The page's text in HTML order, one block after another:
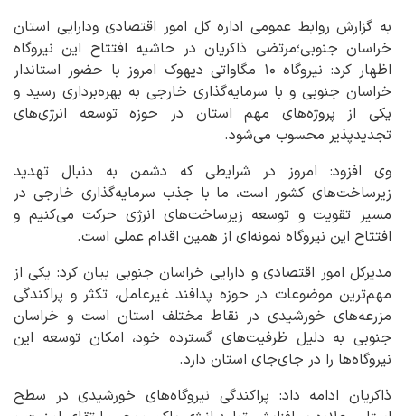
به گزارش روابط عمومی اداره کل امور اقتصادی ودارایی استان
خراسان جنوبی؛مرتضی ذاکریان در حاشیه افتتاح این نیروگاه
اظهار کرد: نیروگاه ۱۰ مگاواتی دیهوک امروز با حضور استاندار
خراسان جنوبی و با سرمایه‌گذاری خارجی به بهره‌برداری رسید و
یکی از پروژه‌های مهم استان در حوزه توسعه انرژی‌های
تجدیدپذیر محسوب می‌شود.
وی افزود: امروز در شرایطی که دشمن به دنبال تهدید
زیرساخت‌های کشور است، ما با جذب سرمایه‌گذاری خارجی در
مسیر تقویت و توسعه زیرساخت‌های انرژی حرکت می‌کنیم و
افتتاح این نیروگاه نمونه‌ای از همین اقدام عملی است.
مدیرکل امور اقتصادی و دارایی خراسان جنوبی بیان کرد: یکی از
مهم‌ترین موضوعات در حوزه پدافند غیرعامل، تکثر و پراکندگی
مزرعه‌های خورشیدی در نقاط مختلف استان است و خراسان
جنوبی به دلیل ظرفیت‌های گسترده خود، امکان توسعه این
نیروگاه‌ها را در جای‌جای استان دارد.
ذاکریان ادامه داد: پراکندگی نیروگاه‌های خورشیدی در سطح